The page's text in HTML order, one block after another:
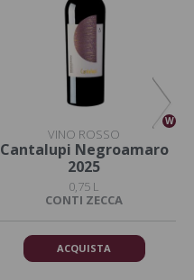
W
VINO ROSSO
Cantalupi Negroamaro
2025
0,75 L
CONTI ZECCA
ACQUISTA